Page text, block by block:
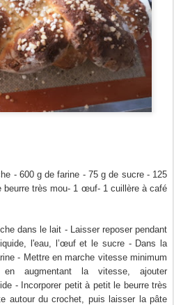
- 600 g de farine - 75 g de sucre - 125
beurre très mou- 1 œuf- 1 cuillère à café
dans le lait - Laisser reposer pendant
l'eau, l’œuf et le sucre - Dans la
- Mettre en marche vitesse minimum
augmentant la vitesse, ajouter
- Incorporer petit à petit le beurre très
autour du crochet, puis laisser la pâte